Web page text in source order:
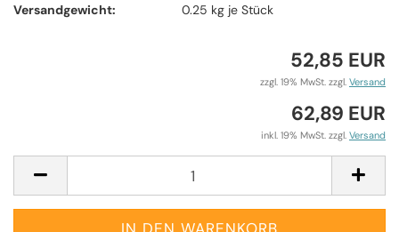
Versandgewicht:
0.25 kg je Stück
52,85 EUR
zzgl. 19% MwSt. zzgl. Versand
62,89 EUR
inkl. 19% MwSt. zzgl. Versand